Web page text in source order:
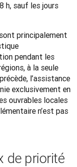
h, sauf les jours
principalement
pendant les
à la seule
l’assistance
exclusivement en
ouvrables locales
n’est pas
de priorité